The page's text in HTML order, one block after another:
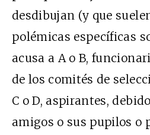
desdibujan (y que
polémicas específicas
acusa a A o B,
de los comités de
C o D, aspirantes,
amigos o sus pupilos o